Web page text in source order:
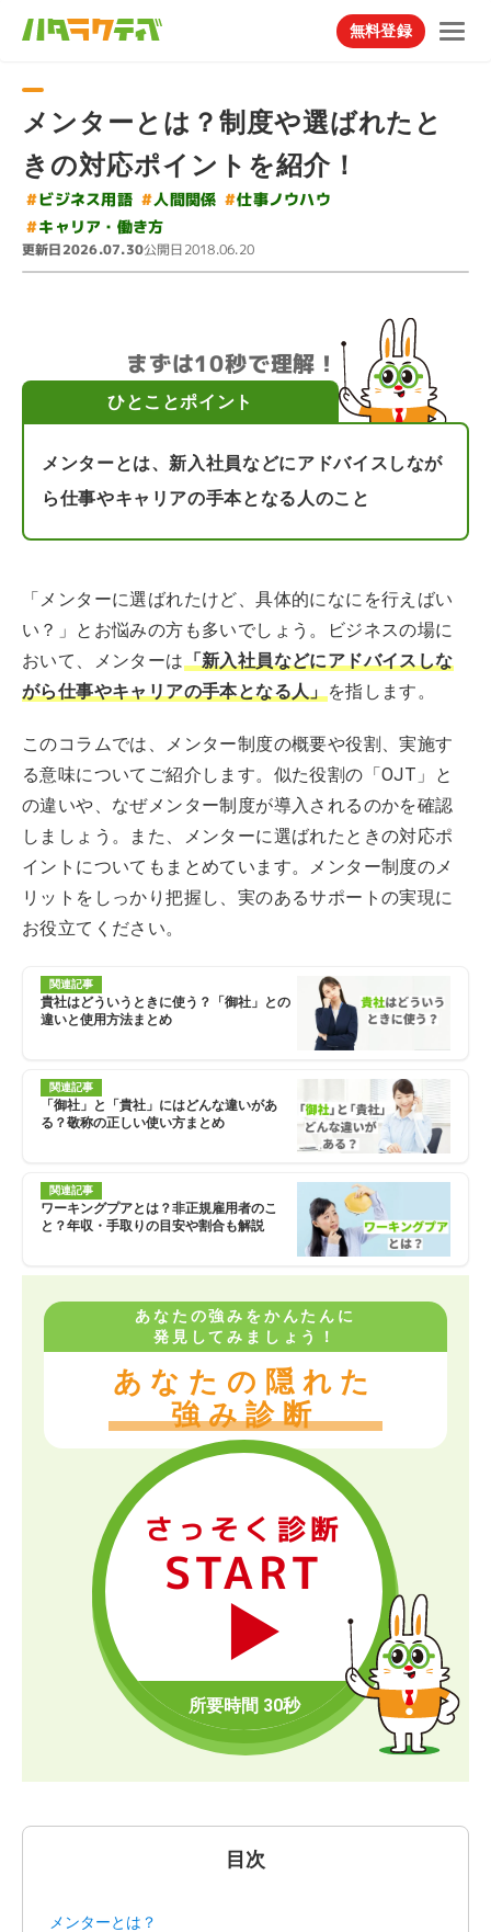
無料登録
メンターとは？制度や選ばれたと
きの対応ポイントを紹介！
#ビジネス用語 #人間関係 #仕事ノウハウ
#キャリア・働き方
更新日2026.07.30公開日2018.06.20
まずは10秒で理解！
ひとことポイント
メンターとは、新入社員などにアドバイスしなが
ら仕事やキャリアの手本となる人のこと
「メンターに選ばれたけど、具体的になにを行えばい
い？」とお悩みの方も多いでしょう。ビジネスの場に
おいて、メンターは「新入社員などにアドバイスしな
がら仕事やキャリアの手本となる人」を指します。
このコラムでは、メンター制度の概要や役割、実施す
る意味についてご紹介します。似た役割の「OJT」と
の違いや、なぜメンター制度が導入されるのかを確認
しましょう。また、メンターに選ばれたときの対応ポ
イントについてもまとめています。メンター制度のメ
リットをしっかり把握し、実のあるサポートの実現に
お役立てください。
関連記事
貴社はどういうときに使う？「御社」との
違いと使用方法まとめ
関連記事
「御社」と「貴社」にはどんな違いがあ
る？敬称の正しい使い方まとめ
関連記事
ワーキングプアとは？非正規雇用者のこ
と？年収・手取りの目安や割合も解説
あなたの強みをかんたんに
発見してみましょう！
あなたの隠れた
強み診断
さっそく診断
START
目次
メンターとは？